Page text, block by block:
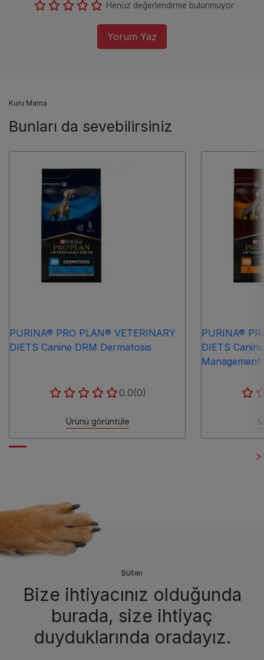
Henüz değerlendirme bulunmuyor
Yorum Yaz
Kuru Mama
Bunları da sevebilirsiniz
​PURINA® PRO PLAN® VETERINARY
DIETS Canine DRM Dermatosis
0.0(0)
Ürünü görüntüle
PURINA®
DIETS
Management
Bülten
Bize ihtiyacınız olduğunda
burada, size ihtiyaç
duyduklarında oradayız.